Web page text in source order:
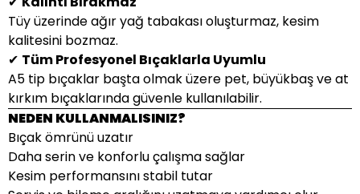
Tüy üzerinde ağır yağ tabakası oluşturmaz, kesim
kalitesini bozmaz.
✔ Tüm Profesyonel Bıçaklarla Uyumlu
A5 tip bıçaklar başta olmak üzere pet, büyükbaş ve at
kırkım bıçaklarında güvenle kullanılabilir.
NEDEN KULLANMALISINIZ?
Bıçak ömrünü uzatır
Daha serin ve konforlu çalışma sağlar
Kesim performansını stabil tutar